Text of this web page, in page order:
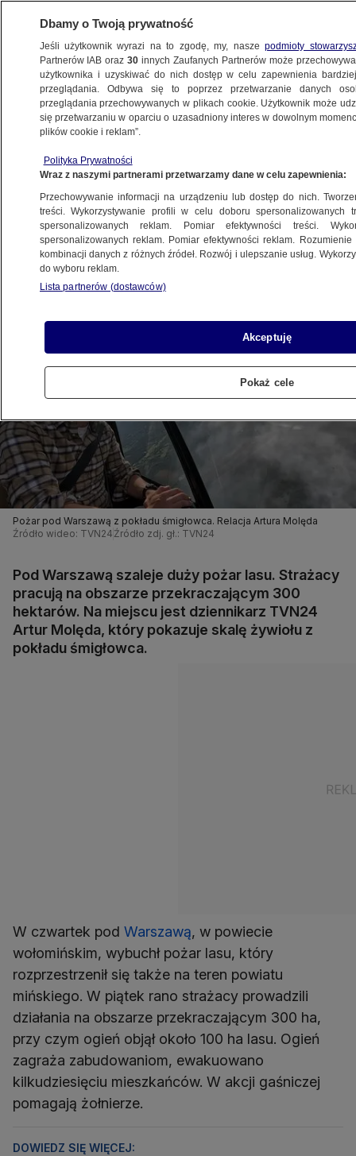
METEO
POLSKA
absolutnie po horyzont"
Krzysztof Posytek
29.05.2026, 09:29Aktualizacja: 29.05.2026, 11:35
Posłuchaj artykułu
Czyta lektor AI
Pożar pod Warszawą z pokładu śmigłowca. Relacja Artura Molęda
Źródło wideo: TVN24 Źródło zdj. gł.: TVN24
Pod Warszawą szaleje duży pożar lasu. Strażacy
pracują na obszarze przekraczającym 300
hektarów. Na miejscu jest dziennikarz TVN24
Artur Molęda, który pokazuje skalę żywiołu z
pokładu śmigłowca.
W czwartek pod Warszawą, w powiecie
wołomińskim, wybuchł pożar lasu, który
rozprzestrzenił się także na teren powiatu
mińskiego. W piątek rano strażacy prowadzili
działania na obszarze przekraczającym 300 ha,
przy czym ogień objął około 100 ha lasu. Ogień
zagraża zabudowaniom, ewakuowano
kilkudziesięciu mieszkańców. W akcji gaśniczej
pomagają żołnierze.
DOWIEDZ SIĘ WIĘCEJ:
Dbamy o Twoją prywatność
Jeśli użytkownik wyrazi na to zgodę, my, naszepodmioty
Partnerów IAB oraz30 innych Zaufanych Partnerów może
użytkownika i uzyskiwać do nich dostęp w celu zapewnienia
przeglądania. Odbywa się to poprzez przetwarzanie danych
przeglądania przechowywanych w plikach cookie. Użytkownik może
się przetwarzaniu w oparciu o uzasadniony interes w dowolnym
plików cookie i reklam”.
Polityka Prywatności
Wraz z naszymi partnerami przetwarzamy dane w celu zapewnienia:
Przechowywanie informacji na urządzeniu lub dostęp do nich.
treści. Wykorzystywanie profili w celu doboru spersonalizowanych
spersonalizowanych reklam. Pomiar efektywności treści.
spersonalizowanych reklam. Pomiar efektywności reklam.
kombinacji danych z różnych źródeł. Rozwój i ulepszanie usług.
do wyboru reklam.
Lista partnerów (dostawców)
Akceptuję
Pokaż cele